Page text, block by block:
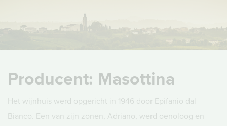
Producent: Masottina
Het wijnhuis werd opgericht in 1946 door Epifanio dal
Bianco. Een van zijn zonen, Adriano, werd oenoloog en